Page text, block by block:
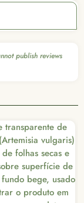
publish reviews